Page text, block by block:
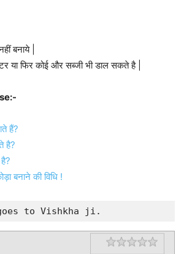
बनाये |
या फिर कोई और सब्जी भी डाल सकते है |
हैं?
है?
बनाने की विधि !
to Vishkha ji.
Rating